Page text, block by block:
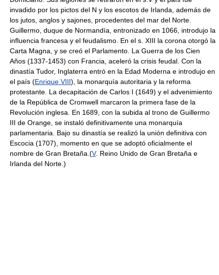
invadido por los pictos del N y los escotos de Irlanda, además de
los jutos, anglos y sajones, procedentes del mar del Norte.
Guillermo, duque de Normandía, entronizado en 1066, introdujo la
influencia francesa y el feudalismo. En el s. XIII la corona otorgó la
Carta Magna, y se creó el Parlamento. La Guerra de los Cien
Años (1337-1453) con Francia, aceleró la crisis feudal. Con la
dinastía Tudor, Inglaterra entró en la Edad Moderna e introdujo en
el país (Enrique VIII), la monarquía autoritaria y la reforma
protestante. La decapitación de Carlos I (1649) y el advenimiento
de la República de Cromwell marcaron la primera fase de la
Revolución inglesa. En 1689, con la subida al trono de Guillermo
III de Orange, se instaló definitivamente una monarquía
parlamentaria. Bajo su dinastía se realizó la unión definitiva con
Escocia (1707), momento en que se adoptó oficialmente el
nombre de Gran Bretaña.(V. Reino Unido de Gran Bretaña e
Irlanda del Norte.)